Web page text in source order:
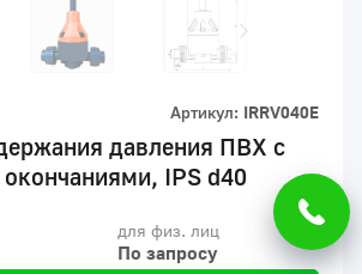
Артикул: IRRV040E
давления ПВХ с
IPS d40
для физ. лиц
По запросу